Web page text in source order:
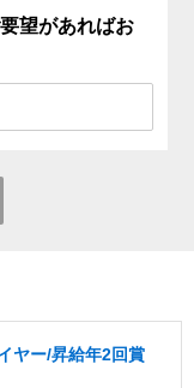
望があればお
ヤー/昇給年2回賞